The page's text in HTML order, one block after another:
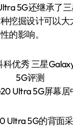
5G还继承了
挖掘设计可以大
的影响。
Ultra 5G屏幕居
Ultra 5G的背面